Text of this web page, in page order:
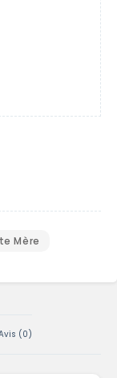
Mère
(0)